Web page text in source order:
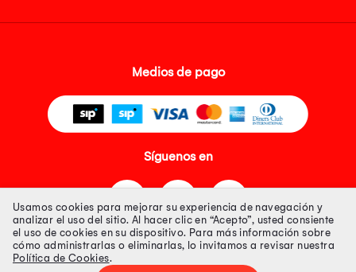
Medios de pago
Síguenos en
Tienda 100% Segura
Usamos cookies para mejorar su experiencia de navegación y
analizar el uso del sitio. Al hacer clic en “Acepto”, usted consiente
el uso de cookies en su dispositivo. Para más información sobre
cómo administrarlas o eliminarlas, lo invitamos a revisar nuestra
Política de Cookies.